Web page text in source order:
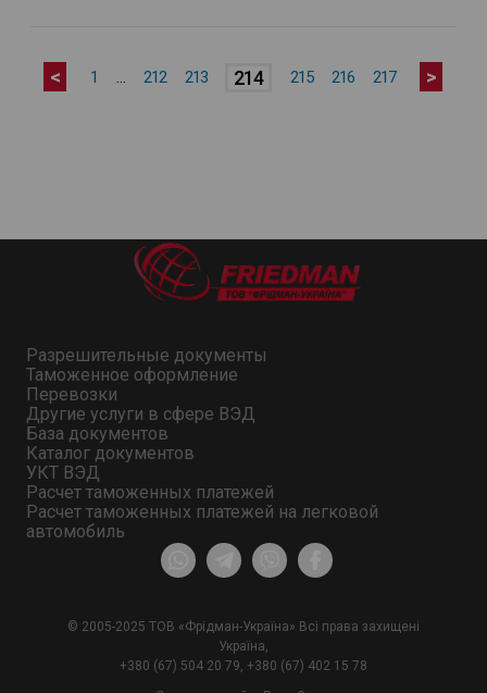
< 1 212 213 214 215 216 217 >
Разрешительные документы
Таможенное оформление
Перевозки
Другие услуги в сфере ВЭД
База документов
Каталог документов
УКТ ВЭД
Расчет таможенных платежей
Расчет таможенных платежей на легковой
автомобиль
© 2005-2025 ТОВ «Фрідман-Україна» Всі права захищені
Україна,
+380 (67) 504 20 79, +380 (67) 402 15 78